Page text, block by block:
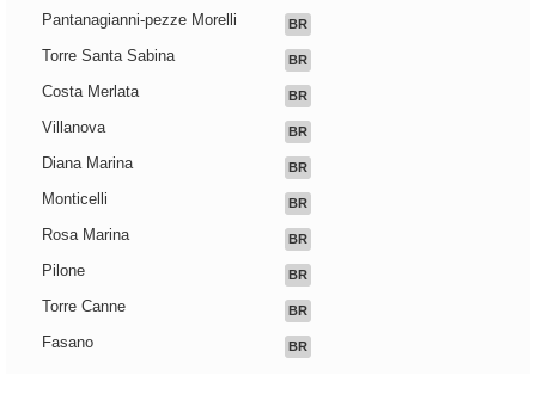
Pantanagianni-pezze Morelli BR
Torre Santa Sabina BR
Costa Merlata BR
Villanova BR
Diana Marina BR
Monticelli BR
Rosa Marina BR
Pilone BR
Torre Canne BR
Fasano BR